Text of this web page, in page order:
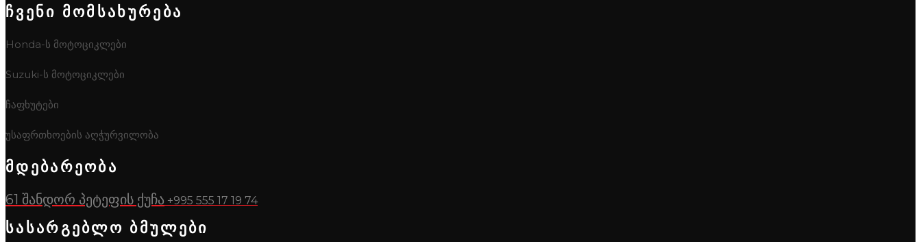
ჩვენი მომსახურება
Honda-ს მოტოციკლები
Suzuki-ს მოტოციკლები
ჩაფხუტები
უსაფრთხოების აღჭურვილობა
მდებარეობა
61 შანდორ პეტეფის ქუჩა +995 555 17 19 74
სასარგებლო ბმულები